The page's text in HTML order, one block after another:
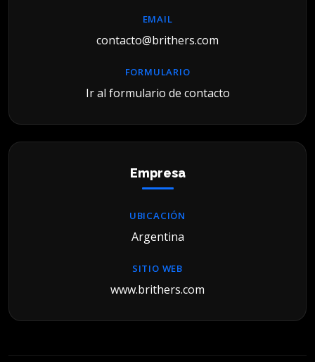
EMAIL
contacto@brithers.com
FORMULARIO
Ir al formulario de contacto
Empresa
UBICACIÓN
Argentina
SITIO WEB
www.brithers.com